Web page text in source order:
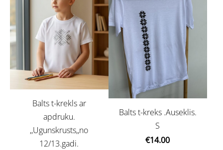
Balts t-krekls ar
apdruku.
,,Ugunskrusts,,no
12/13.gadi.
Balts t-kreks .Auseklis.
S
€14.00